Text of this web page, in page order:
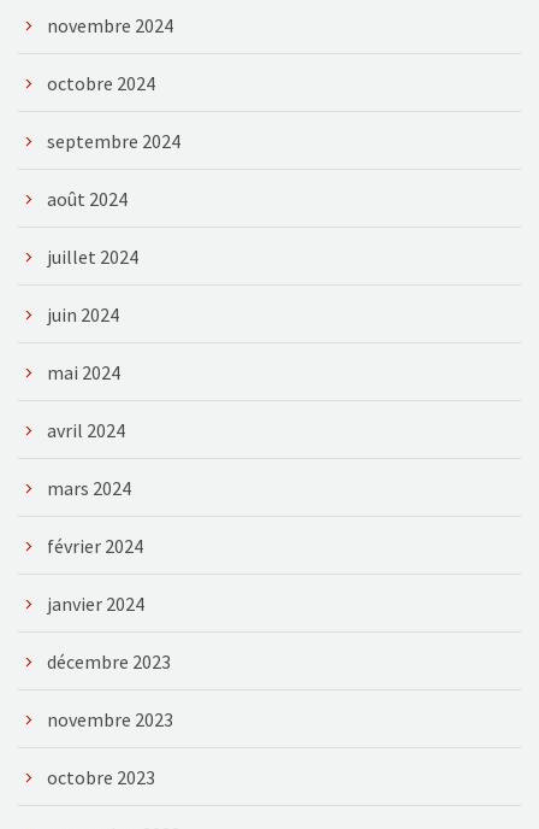
novembre 2024
octobre 2024
septembre 2024
août 2024
juillet 2024
juin 2024
mai 2024
avril 2024
mars 2024
février 2024
janvier 2024
décembre 2023
novembre 2023
octobre 2023